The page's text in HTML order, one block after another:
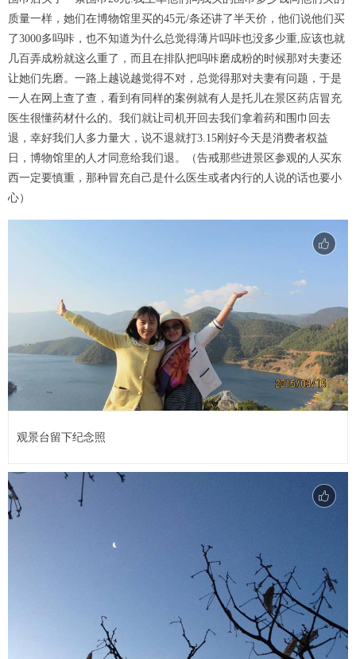
质量一样，她们在博物馆里买的45元/条还讲了半天价，他们说他们买
了3000多吗咔，也不知道为什么总觉得薄片吗咔也没多少重,应该也就
几百弄成粉就这么重了，而且在排队把吗咔磨成粉的时候那对夫妻还
让她们先磨。一路上越说越觉得不对，总觉得那对夫妻有问题，于是
一人在网上查了查，看到有同样的案例就有人是托儿在景区药店冒充
医生很懂药材什么的。我们就让司机开回去我们拿着药和围巾回去
退，幸好我们人多力量大，说不退就打3.15刚好今天是消费者权益
日，博物馆里的人才同意给我们退。（告戒那些进景区参观的人买东
西一定要慎重，那种冒充自己是什么医生或者内行的人说的话也要小
心）
观景台留下纪念照